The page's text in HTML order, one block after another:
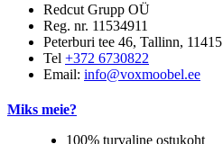
Redcut Grupp OÜ
Reg. nr. 11534911
Peterburi tee 46, Tallinn, 11415
Tel +372 6730822
Email: info@voxmoobel.ee
Miks meie?
100% turvaline ostukoht